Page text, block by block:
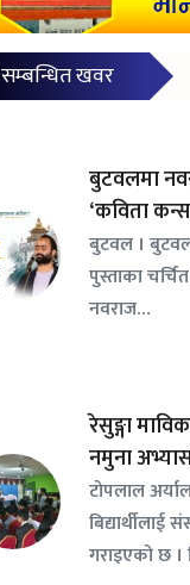
सम्बन्धित खवर
बुटवलमा
‘कविता
बुटवल ।
पुस्ताका
नवराज…
रेसुङ्गा
नमुना
टोपलाल
गराइएको छ ।